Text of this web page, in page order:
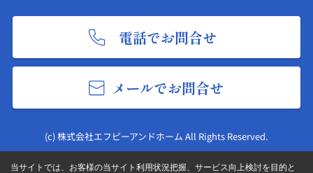
電話でお問合せ
メールでお問合せ
(c) 株式会社エフピーアンドホーム All Rights Reserved.
当サイトでは、お客様の当サイト利用状況把握、サービス向上検討を目的と